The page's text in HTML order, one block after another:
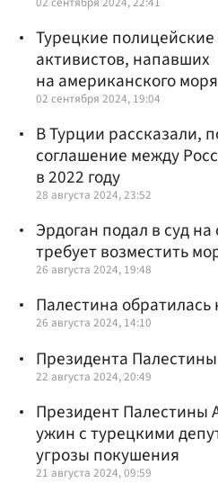
Турецкие
активистов, напавших
на американского
02 сентября 2024, 19:04
В Турции рассказали,
соглашение между
в 2022 году
28 августа 2024, 23:52
Эрдоган подал в суд
требует возместить
26 августа 2024, 19:48
Палестина
26 августа 2024, 14:10
Президента
22 августа 2024, 20:49
Президент Палестины
ужин с турецкими
угрозы покушения
21 августа 2024, 09:59